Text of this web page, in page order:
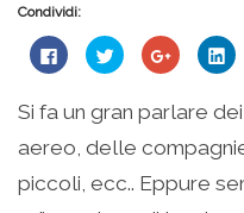
Condividi:
Fai
clic
su
Facebook
apre
una
nuova
finestra)
Fai
clic
condividere
su
Twitter
(Si
in
una
nuova
Fai
clic
su
(Si
apre
in
una
nuova
Fai
clic
su
(Si
in
Si fa un gran parlare
aereo, delle
piccoli, ecc.. Eppure